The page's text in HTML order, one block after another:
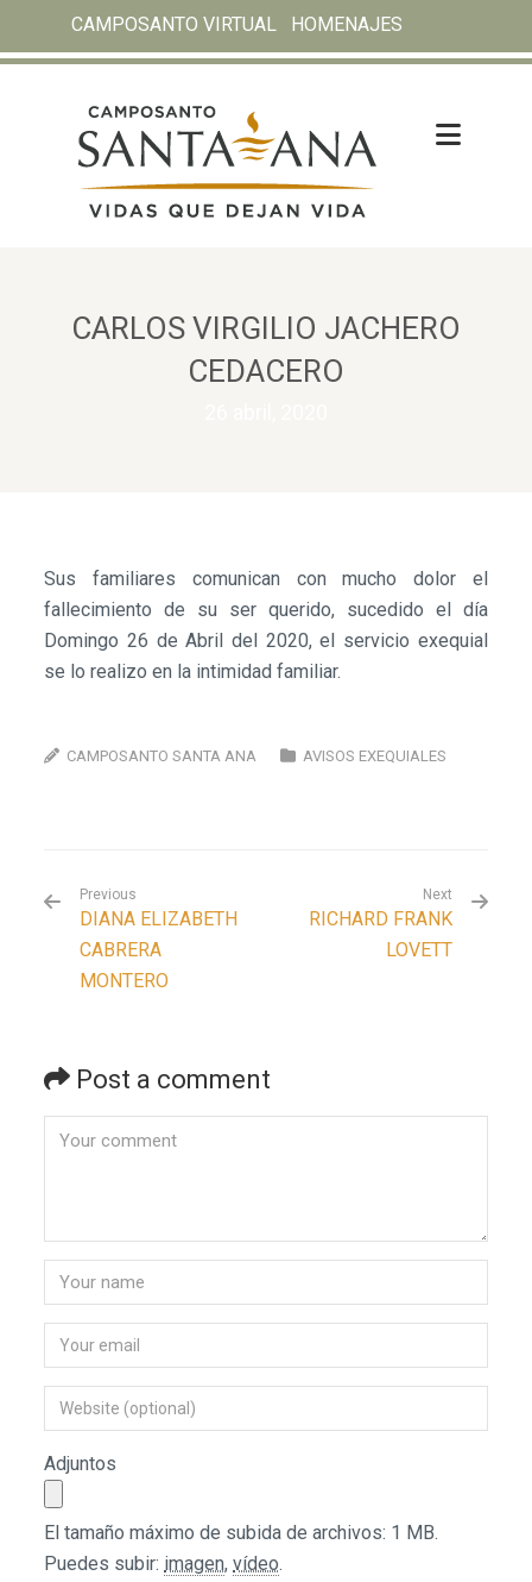
CAMPOSANTO VIRTUAL HOMENAJES
CARLOS VIRGILIO JACHERO
CEDACERO
Sus familiares comunican con mucho dolor el
fallecimiento de su ser querido, sucedido el día
Domingo 26 de Abril del 2020, el servicio exequial
se lo realizo en la intimidad familiar.
CAMPOSANTO SANTA ANA AVISOS EXEQUIALES
Previous
DIANA ELIZABETH
CABRERA
MONTERO
Next
RICHARD FRANK
LOVETT
Post a comment
Adjuntos
El tamaño máximo de subida de archivos: 1 MB.
Puedes subir: imagen,vídeo.